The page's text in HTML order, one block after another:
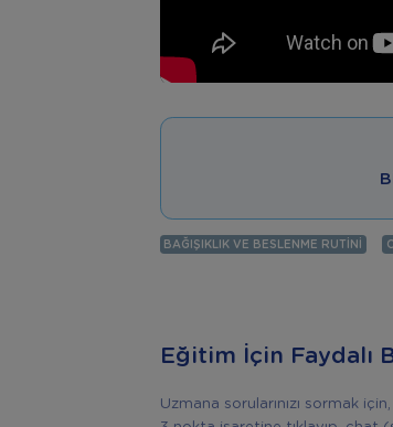
BAĞIŞIKLIK VE BESLENME RUTINI
Eğitim İçin Faydalı
Uzmana sorularınızı sormak